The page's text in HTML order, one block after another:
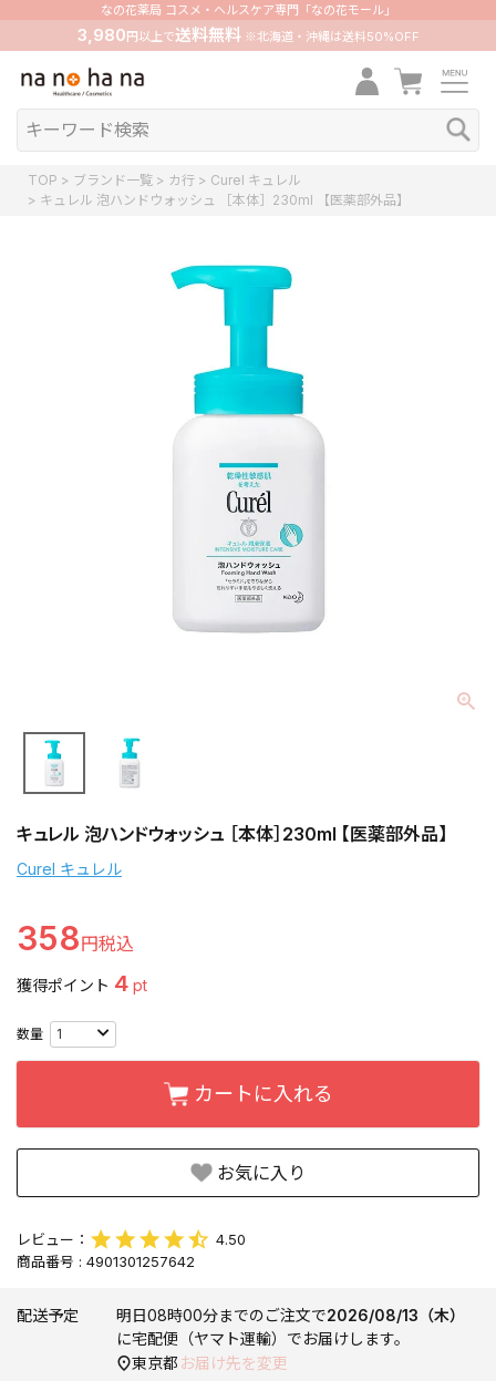
なの花薬局 コスメ・ヘルスケア専門「なの花モール」
3,980 円以上で送料無料※北海道・沖縄は送料50%OFF
TOP ブランド一覧 カ行
Curel キュレル
キュレル 泡ハンドウォッシュ ［本体］230ml 【医薬部外品】
キュレル 泡ハンドウォッシュ ［本体］230ml 【医薬部外品】
Curel キュレル
358
獲得ポイント 4 pt
お気に入り
カートに入れる
4.50
商品番号
4901301257642
配送予定 明日08時00分までのご注文で2026/08/13（木）
に宅配便（ヤマト運輸） でお届けします。
東京都 お届け先を変更